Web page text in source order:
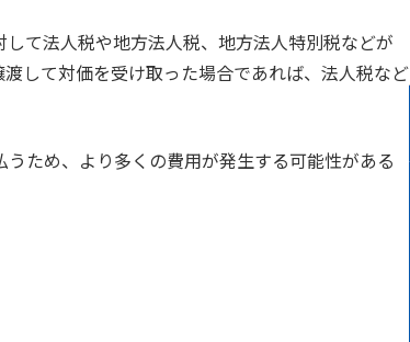
て法人税や地方法人税、地方法人特別税などが
して対価を受け取った場合であれば、法人税など
ため、より多くの費用が発生する可能性がある